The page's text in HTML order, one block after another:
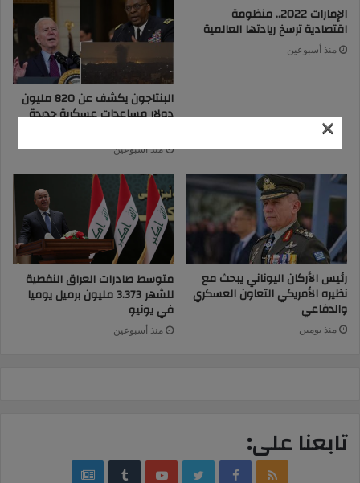
الإمارات 2022.. منظومة
اقتصادية ترسخ ريادتها العالمية
منذ أسبوعين
البنتاجون يكشف عن 820 مليون
دولار مساعدات عسكرية جديدة
منذ أسبوعين
رئيس الأركان اليوناني يبحث مع
نظيره الأمريكي التعاون العسكري
والدفاعي
منذ يومين
متوسط صادرات العراق النفطية
للشهر 3.373 مليون برميل يوميا
في يونيو
منذ أسبوعين
تابعنا على:
RSS
Facebook
Twitter
YouTube
‏Tumblr
google
×